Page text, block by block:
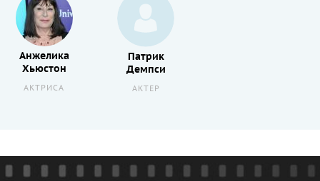
Анжелика
Хьюстон
АКТРИСА
Патрик
Демпси
АКТЕР